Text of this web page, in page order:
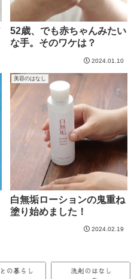
52歳、でも赤ちゃんみたい
な手。そのワケは？
2024.01.10
美容のはなし
白無垢ローションの鬼重ね
塗り始めました！
2024.02.19